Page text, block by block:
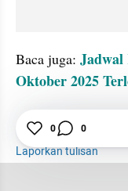
Baca juga: Jadwal
Oktober 2025
tatatax2
Laporkan tulisan
0 0